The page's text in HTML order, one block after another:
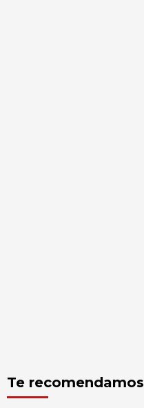
Te recomendamos